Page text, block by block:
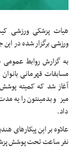
هیات پزشکی ورزشی
ورزشی برگزار شده در
به گزارش روابط
مسابقات قهرمانی
آغاز شد که کمیته
داد.
نفر ساعت تحت پوشش